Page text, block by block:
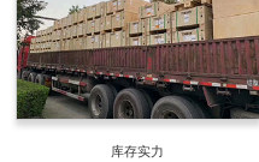
库存实力